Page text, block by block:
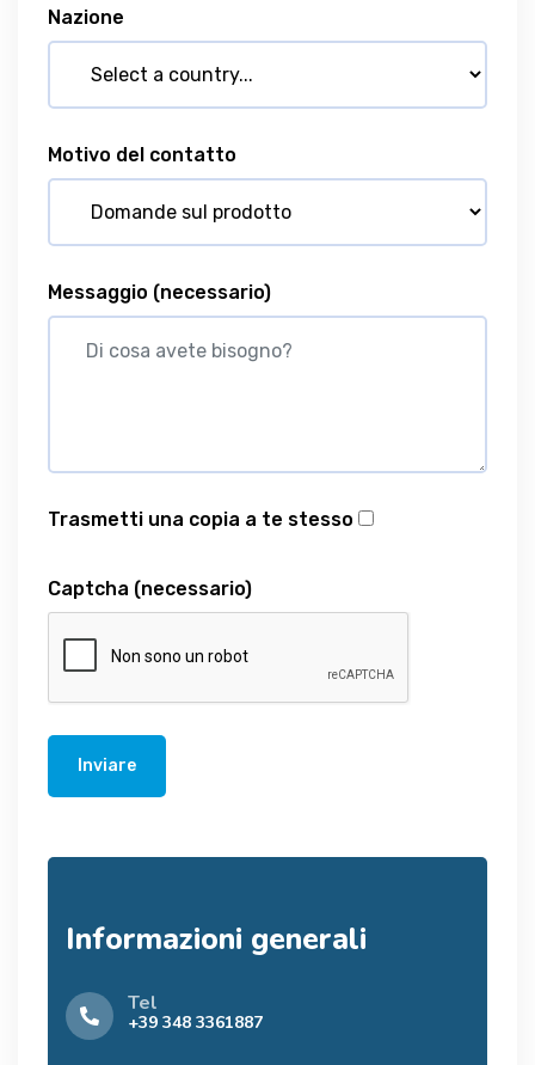
Nazione
Motivo del contatto
Messaggio (necessario)
Trasmetti una copia a te stesso
Captcha (necessario)
Inviare
Informazioni generali
Tel
+39 348 3361887